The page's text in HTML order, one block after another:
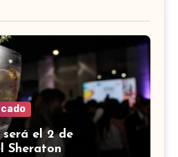
el 2 de
Sheraton